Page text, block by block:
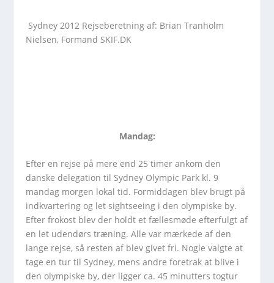
Sydney 2012 Rejseberetning af: Brian Tranholm
Nielsen, Formand SKIF.DK
Mandag:
Efter en rejse på mere end 25 timer ankom den
danske delegation til Sydney Olympic Park kl. 9
mandag morgen lokal tid. Formiddagen blev brugt på
indkvartering og let sightseeing i den olympiske by.
Efter frokost blev der holdt et fællesmøde efterfulgt af
en let udendørs træning. Alle var mærkede af den
lange rejse, så resten af blev givet fri. Nogle valgte at
tage en tur til Sydney, mens andre foretrak at blive i
den olympiske by, der ligger ca. 45 minutters togtur